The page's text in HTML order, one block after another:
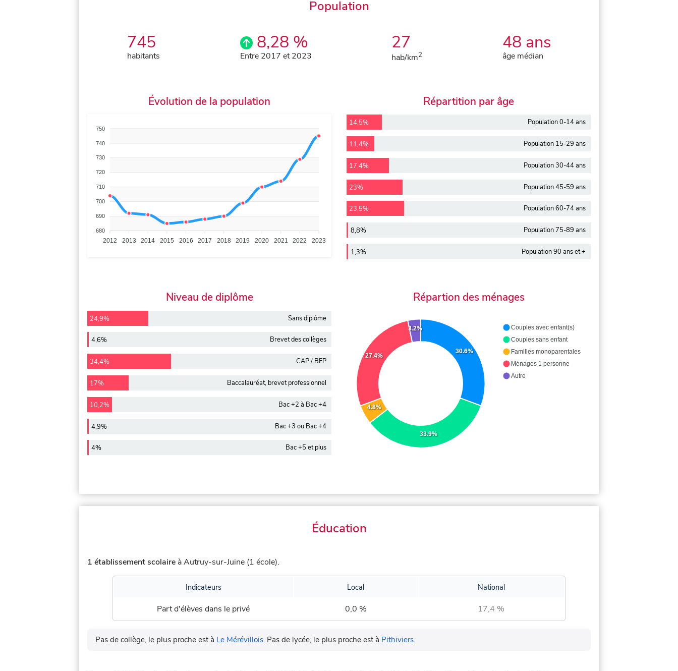
Population
745
habitants
8,28 %
Entre 2017 et 2023
27
hab/km2
48 ans
âge médian
Évolution de la population
750
740
730
720
710
700
690
680
2012 2013 2014 2015 2016 2017 2018 2019 2020 2021 2022 2023
Répartition par âge
14,5% Population 0-14 ans
11,4% Population 15-29 ans
17,4% Population 30-44 ans
23% Population 45-59 ans
23,5% Population 60-74 ans
8,8% Population 75-89 ans
1,3% Population 90 ans et +
Niveau de diplôme
24,9% Sans diplôme
4,6% Brevet des collèges
34,4% CAP / BEP
17% Baccalauréat, brevet professionnel
10,2% Bac +2 à Bac +4
4,9% Bac +3 ou Bac +4
4% Bac +5 et plus
Répartion des ménages
30.6%
33.9%
4.8%
27.4%
3.2%
Couples avec enfant(s)
Couples sans enfant
Familles monoparentales
Ménages 1 personne
Autre
Éducation
1 établissement scolaire à Autruy-sur-Juine (1 école).
Indicateurs Local National
Part d'élèves dans le privé 0,0 % 17,4 %
Pas de collège, le plus proche est à Le Mérévillois. Pas de lycée, le plus proche est à Pithiviers.